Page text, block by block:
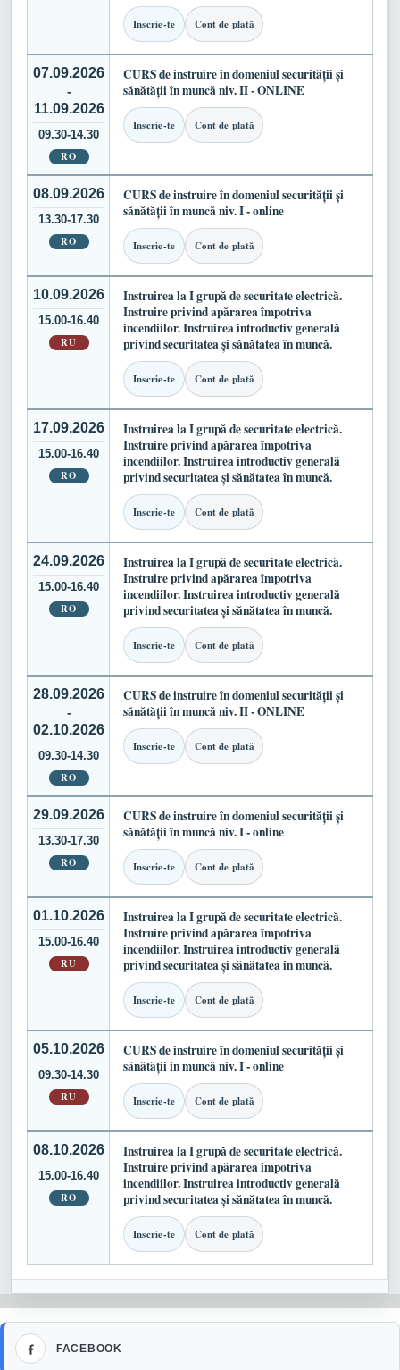
Inscrie-te Cont de plată
07.09.2026
-
11.09.2026
09.30-14.30
RO
CURS de instruire în domeniul securității și
sănătății în muncă niv. II - ONLINE
Inscrie-te Cont de plată
08.09.2026
13.30-17.30
RO
CURS de instruire în domeniul securității și
sănătății în muncă niv. I - online
Inscrie-te Cont de plată
10.09.2026
15.00-16.40
RU
Instruirea la I grupă de securitate electrică.
Instruire privind apărarea împotriva
incendiilor. Instruirea introductiv generală
privind securitatea și sănătatea în muncă.
Inscrie-te Cont de plată
17.09.2026
15.00-16.40
RO
Instruirea la I grupă de securitate electrică.
Instruire privind apărarea împotriva
incendiilor. Instruirea introductiv generală
privind securitatea și sănătatea în muncă.
Inscrie-te Cont de plată
24.09.2026
15.00-16.40
RO
Instruirea la I grupă de securitate electrică.
Instruire privind apărarea împotriva
incendiilor. Instruirea introductiv generală
privind securitatea și sănătatea în muncă.
Inscrie-te Cont de plată
28.09.2026
-
02.10.2026
09.30-14.30
RO
CURS de instruire în domeniul securității și
sănătății în muncă niv. II - ONLINE
Inscrie-te Cont de plată
29.09.2026
13.30-17.30
RO
CURS de instruire în domeniul securității și
sănătății în muncă niv. I - online
Inscrie-te Cont de plată
01.10.2026
15.00-16.40
RU
Instruirea la I grupă de securitate electrică.
Instruire privind apărarea împotriva
incendiilor. Instruirea introductiv generală
privind securitatea și sănătatea în muncă.
Inscrie-te Cont de plată
05.10.2026
09.30-14.30
RU
CURS de instruire în domeniul securității și
sănătății în muncă niv. I - online
Inscrie-te Cont de plată
08.10.2026
15.00-16.40
RO
Instruirea la I grupă de securitate electrică.
Instruire privind apărarea împotriva
incendiilor. Instruirea introductiv generală
privind securitatea și sănătatea în muncă.
Inscrie-te Cont de plată
FACEBOOK
Facebook